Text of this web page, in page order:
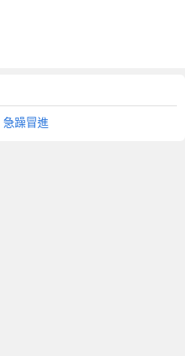
急躁冒進